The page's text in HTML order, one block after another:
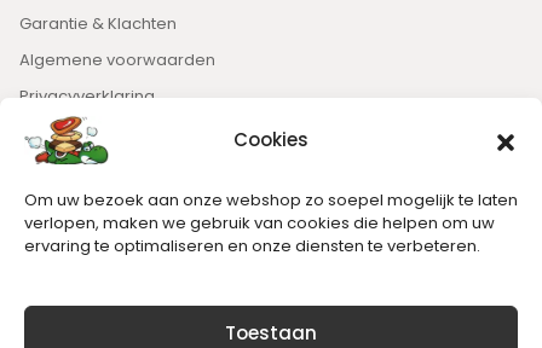
Cookies
Om uw bezoek aan onze webshop zo soepel mogelijk te laten
verlopen, maken we gebruik van cookies die helpen om uw
ervaring te optimaliseren en onze diensten te verbeteren.
Toestaan
Garantie & Klachten
Algemene voorwaarden
Privacyverklaring
Nieuwsbrief
Blijft op de hoogte van het laatste nieuws.